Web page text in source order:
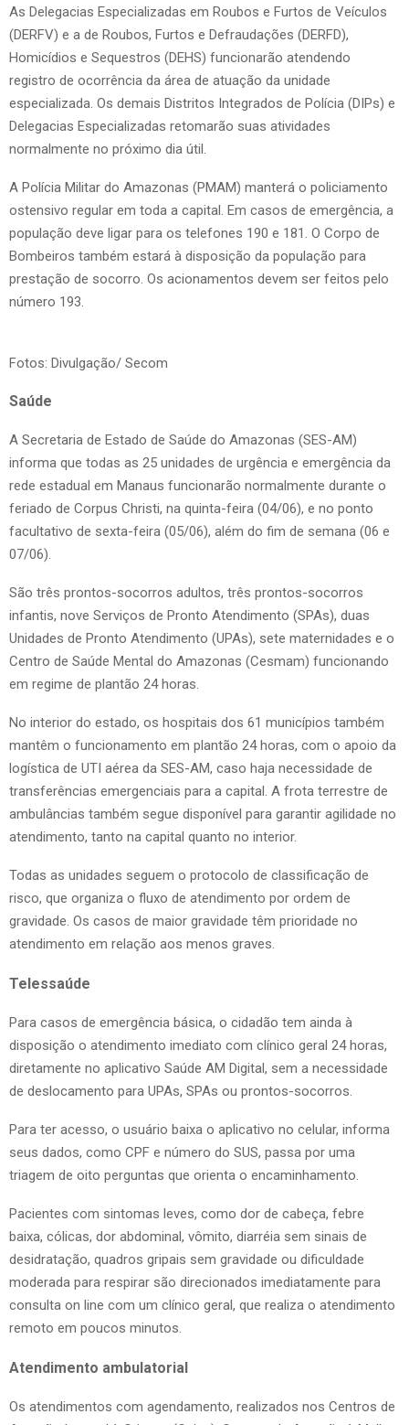
As Delegacias Especializadas em Roubos e Furtos de Veículos
(DERFV) e a de Roubos, Furtos e Defraudações (DERFD),
Homicídios e Sequestros (DEHS) funcionarão atendendo
registro de ocorrência da área de atuação da unidade
especializada. Os demais Distritos Integrados de Polícia (DIPs) e
Delegacias Especializadas retomarão suas atividades
normalmente no próximo dia útil.
A Polícia Militar do Amazonas (PMAM) manterá o policiamento
ostensivo regular em toda a capital. Em casos de emergência, a
população deve ligar para os telefones 190 e 181. O Corpo de
Bombeiros também estará à disposição da população para
prestação de socorro. Os acionamentos devem ser feitos pelo
número 193.
Fotos: Divulgação/ Secom
Saúde
A Secretaria de Estado de Saúde do Amazonas (SES-AM)
informa que todas as 25 unidades de urgência e emergência da
rede estadual em Manaus funcionarão normalmente durante o
feriado de Corpus Christi, na quinta-feira (04/06), e no ponto
facultativo de sexta-feira (05/06), além do fim de semana (06 e
07/06).
São três prontos-socorros adultos, três prontos-socorros
infantis, nove Serviços de Pronto Atendimento (SPAs), duas
Unidades de Pronto Atendimento (UPAs), sete maternidades e o
Centro de Saúde Mental do Amazonas (Cesmam) funcionando
em regime de plantão 24 horas.
No interior do estado, os hospitais dos 61 municípios também
mantêm o funcionamento em plantão 24 horas, com o apoio da
logística de UTI aérea da SES-AM, caso haja necessidade de
transferências emergenciais para a capital. A frota terrestre de
ambulâncias também segue disponível para garantir agilidade no
atendimento, tanto na capital quanto no interior.
Todas as unidades seguem o protocolo de classificação de
risco, que organiza o fluxo de atendimento por ordem de
gravidade. Os casos de maior gravidade têm prioridade no
atendimento em relação aos menos graves.
Telessaúde
Para casos de emergência básica, o cidadão tem ainda à
disposição o atendimento imediato com clínico geral 24 horas,
diretamente no aplicativo Saúde AM Digital, sem a necessidade
de deslocamento para UPAs, SPAs ou prontos-socorros.
Para ter acesso, o usuário baixa o aplicativo no celular, informa
seus dados, como CPF e número do SUS, passa por uma
triagem de oito perguntas que orienta o encaminhamento.
Pacientes com sintomas leves, como dor de cabeça, febre
baixa, cólicas, dor abdominal, vômito, diarréia sem sinais de
desidratação, quadros gripais sem gravidade ou dificuldade
moderada para respirar são direcionados imediatamente para
consulta on line com um clínico geral, que realiza o atendimento
remoto em poucos minutos.
Atendimento ambulatorial
Os atendimentos com agendamento, realizados nos Centros de